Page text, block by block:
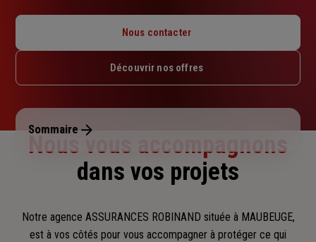
Mardi : 09h – 12h / 14h – 17h30
Jeudi : 09h – 12h / 14h – 17h30
Dimanche : Fermé
Nous contacter
Découvrir nos offres
Sommaire
Nous vous accompagnons
dans vos projets
Notre agence ASSURANCES ROBINAND située à MAUBEUGE,
est à vos côtés pour vous accompagner à protéger ce qui